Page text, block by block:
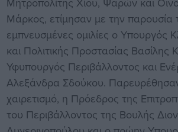
Μάρκος, ετίμησαν με την παρουσία
εμπνευσμένες ομιλίες ο Υπουργός
και Πολιτικής Προστασίας Βασίλης
Υφυπουργός Περιβάλλοντος και
Αλεξάνδρα Σδούκου.
χαιρετισμό, η Πρόεδρος της
του Περιβάλλοντος της Βουλής